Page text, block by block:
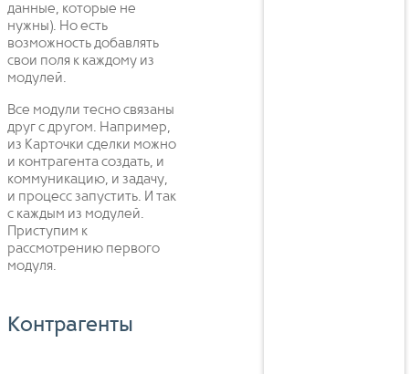
данные, которые не
нужны). Но есть
возможность добавлять
свои поля к каждому из
модулей.
Все модули тесно связаны
друг с другом. Например,
из Карточки сделки можно
и контрагента создать, и
коммуникацию, и задачу,
и процесс запустить. И так
с каждым из модулей.
Приступим к
рассмотрению первого
модуля.
Контрагенты